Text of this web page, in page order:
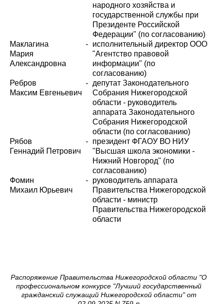
народного хозяйства и
государственной службы при
Президенте Российской
Федерации" (по согласованию)
Маклагина
Мария
Александровна
- исполнительный директор ООО
"Агентство правовой
информации" (по
согласованию)
Ребров
Максим Евгеньевич
- депутат Законодательного
Собрания Нижегородской
области - руководитель
аппарата Законодательного
Собрания Нижегородской
области (по согласованию)
Рябов
Геннадий Петрович
- президент ФГАОУ ВО НИУ
"Высшая школа экономики -
Нижний Новгород" (по
согласованию)
Фомин
Михаил Юрьевич
- руководитель аппарата
Правительства Нижегородской
области - министр
Правительства Нижегородской
области
Распоряжение Правительства Нижегородской области "О
профессиональном конкурсе "Лучший государственный
гражданский служащий Нижегородской области" от